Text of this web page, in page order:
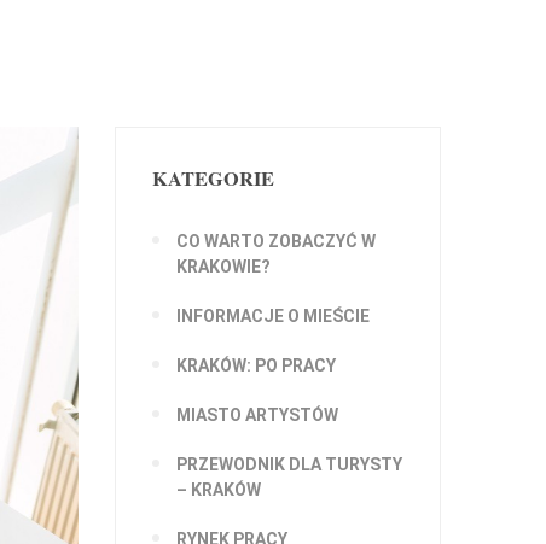
KATEGORIE
CO WARTO ZOBACZYĆ W
KRAKOWIE?
INFORMACJE O MIEŚCIE
KRAKÓW: PO PRACY
MIASTO ARTYSTÓW
PRZEWODNIK DLA TURYSTY
– KRAKÓW
RYNEK PRACY